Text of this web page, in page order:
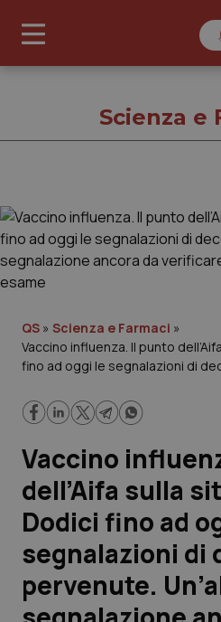
Cronache
Regioni e Asl
Lavoro e Professioni
Scienza e Farmaci
Studi e Analisi
Lettere al direttore
Edizioni Regionali
Scienza e
QS » Scienza e Farmaci »
Vaccino influenza. Il punto
fino ad oggi le segnalazioni di
esame
Vaccino
dell’Aifa sulla
Dodici fino ad
segnalazioni di
pervenute.